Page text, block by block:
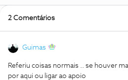
2 Comentários
Guimas
Referiu coisas normais .. se houver
por aqui ou ligar ao apoio